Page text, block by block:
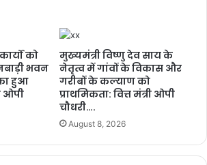
को
भवन
हुआ
ओपी
मुख्यमंत्री विष्णु देव साय के
नेतृत्व में गांवों के विकास और
गरीबों के कल्याण को
प्राथमिकता: वित्त मंत्री ओपी
चौधरी….
August 8, 2026